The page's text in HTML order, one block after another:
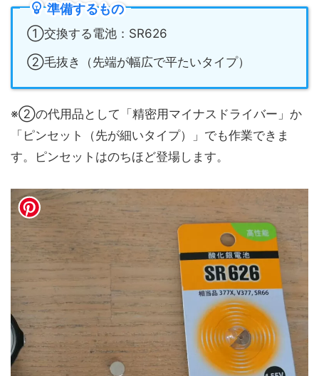
準備するもの
①交換する電池：SR626
②毛抜き（先端が幅広で平たいタイプ）
※②の代用品として「精密用マイナスドライバー」か
「ピンセット（先が細いタイプ）」でも作業できま
す。ピンセットはのちほど登場します。